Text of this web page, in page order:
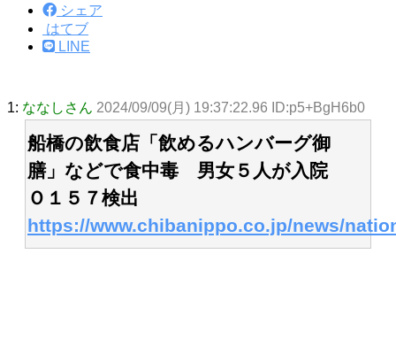
シェア
はてブ
LINE
1: ななしさん 2024/09/09(月) 19:37:22.96 ID:p5+BgH6b0
船橋の飲食店「飲めるハンバーグ御
膳」などで食中毒 男女５人が入院
Ｏ１５７検出
https://www.chibanippo.co.jp/news/